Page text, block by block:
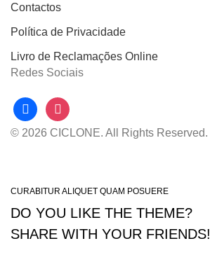
Contactos
Política de Privacidade
Livro de Reclamações Online
Redes Sociais
facebookinstagram
© 2026 CICLONE. All Rights Reserved.
CURABITUR ALIQUET QUAM POSUERE
DO YOU LIKE THE THEME?
SHARE WITH YOUR FRIENDS!